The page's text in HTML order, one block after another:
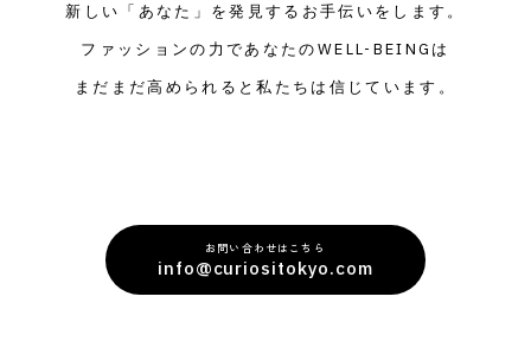
新しい「あなた」を発見するお手伝いをします。
ファッションの力であなたのWELL-BEINGは
まだまだ高められると私たちは信じています。
お問い合わせはこちら
info@curiositokyo.com